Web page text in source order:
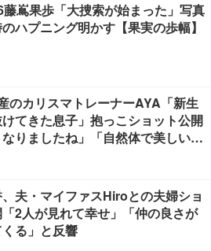
藤嶌果歩「大捜索が始まった」写真
ハプニング明かす【果実の歩幅】
のカリスマトレーナーAYA「新生
てきた息子」抱っこショット公開
なりましたね」「自然体で美しい」
夫・マイファスHiroとの夫婦ショ
2人が見れて幸せ」「仲の良さが
る」と反響